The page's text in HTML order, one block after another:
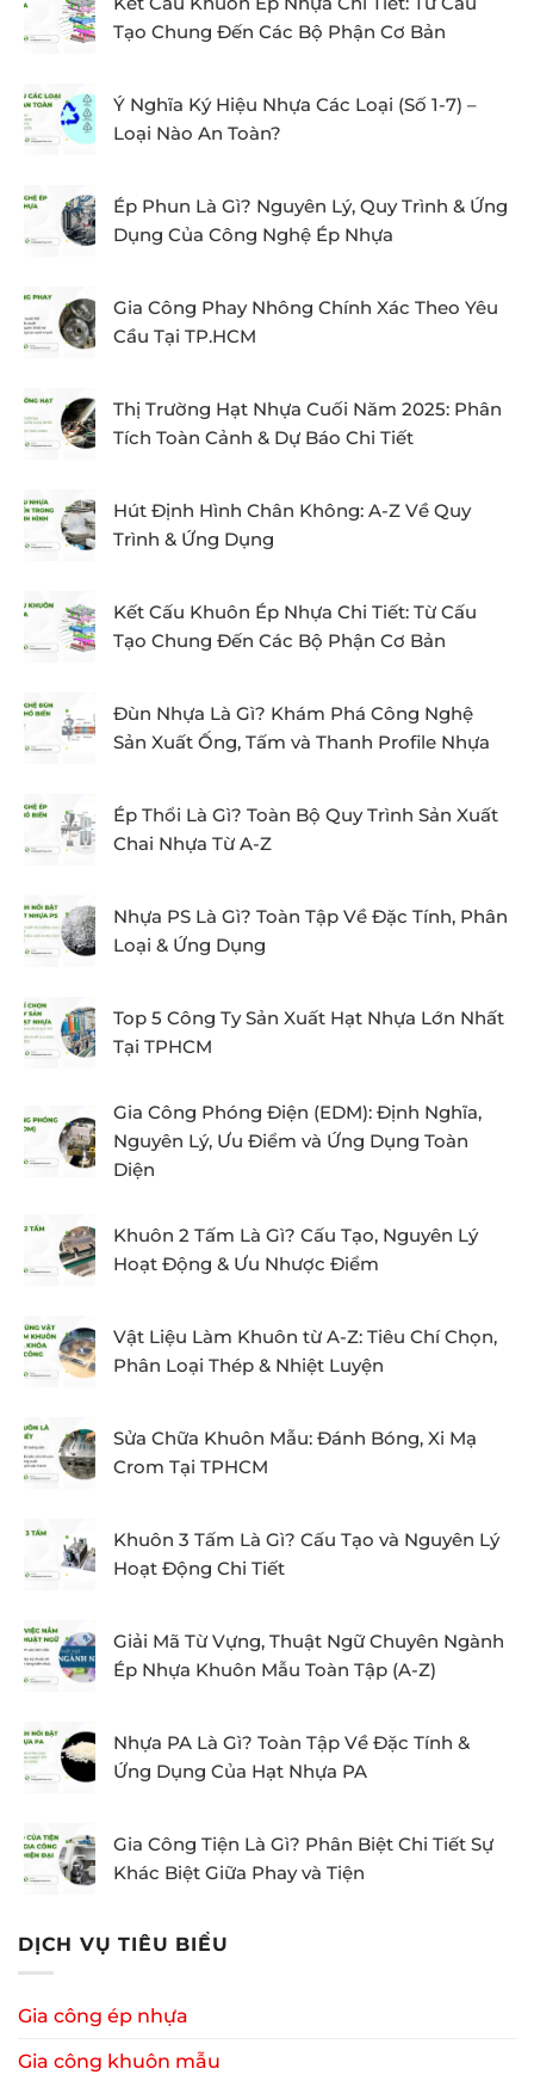
Tạo Chung Đến Các Bộ Phận Cơ Bản
Ý Nghĩa Ký Hiệu Nhựa Các Loại (Số 1-7) –
Loại Nào An Toàn?
Ép Phun Là Gì? Nguyên Lý, Quy Trình & Ứng
Dụng Của Công Nghệ Ép Nhựa
Gia Công Phay Nhông Chính Xác Theo Yêu
Cầu Tại TP.HCM
Thị Trường Hạt Nhựa Cuối Năm 2025: Phân
Tích Toàn Cảnh & Dự Báo Chi Tiết
Hút Định Hình Chân Không: A-Z Về Quy
Trình & Ứng Dụng
Kết Cấu Khuôn Ép Nhựa Chi Tiết: Từ Cấu
Tạo Chung Đến Các Bộ Phận Cơ Bản
Đùn Nhựa Là Gì? Khám Phá Công Nghệ
Sản Xuất Ống, Tấm và Thanh Profile Nhựa
Ép Thổi Là Gì? Toàn Bộ Quy Trình Sản Xuất
Chai Nhựa Từ A-Z
Nhựa PS Là Gì? Toàn Tập Về Đặc Tính, Phân
Loại & Ứng Dụng
Top 5 Công Ty Sản Xuất Hạt Nhựa Lớn Nhất
Tại TPHCM
Gia Công Phóng Điện (EDM): Định Nghĩa,
Nguyên Lý, Ưu Điểm và Ứng Dụng Toàn
Diện
Khuôn 2 Tấm Là Gì? Cấu Tạo, Nguyên Lý
Hoạt Động & Ưu Nhược Điểm
Vật Liệu Làm Khuôn từ A-Z: Tiêu Chí Chọn,
Phân Loại Thép & Nhiệt Luyện
Sửa Chữa Khuôn Mẫu: Đánh Bóng, Xi Mạ
Crom Tại TPHCM
Khuôn 3 Tấm Là Gì? Cấu Tạo và Nguyên Lý
Hoạt Động Chi Tiết
Giải Mã Từ Vựng, Thuật Ngữ Chuyên Ngành
Ép Nhựa Khuôn Mẫu Toàn Tập (A-Z)
Nhựa PA Là Gì? Toàn Tập Về Đặc Tính &
Ứng Dụng Của Hạt Nhựa PA
Gia Công Tiện Là Gì? Phân Biệt Chi Tiết Sự
Khác Biệt Giữa Phay và Tiện
DỊCH VỤ TIÊU BIỂU
Gia công ép nhựa
Gia công khuôn mẫu